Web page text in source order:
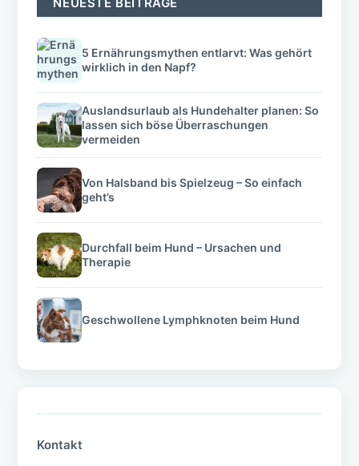
5 Ernährungsmythen entlarvt: Was gehört
wirklich in den Napf?
Auslandsurlaub als Hundehalter planen: So
lassen sich böse Überraschungen
vermeiden
Von Halsband bis Spielzeug – So einfach
geht’s
Durchfall beim Hund – Ursachen und
Therapie
Geschwollene Lymphknoten beim Hund
Kontakt